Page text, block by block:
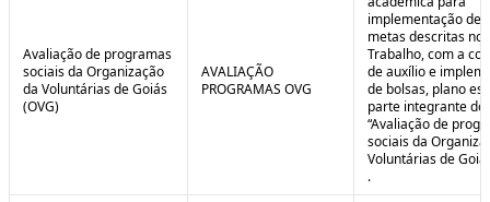
Avaliação de programas
sociais da Organização
da Voluntárias de Goiás
(OVG)
AVALIAÇÃO
PROGRAMAS OVG
implementação de
metas descritas no
Trabalho, com a
de auxílio e
de bolsas, plano
parte integrante do
“Avaliação de
sociais da
Voluntárias de
.